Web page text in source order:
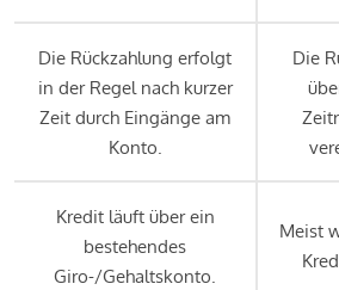
Die Rückzahlung erfolgt
in der Regel nach kurzer
Zeit durch Eingänge am
Konto.
Die
Kredit läuft über ein
bestehendes
Giro-/Gehaltskonto.
Meist